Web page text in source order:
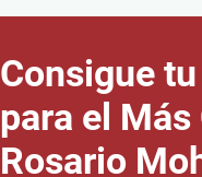
Consigue
para el Más
Rosario